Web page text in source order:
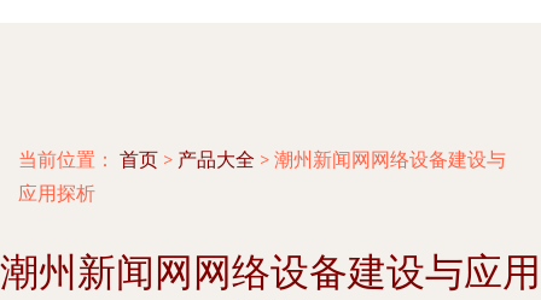
当前位置： 首页 > 产品大全 > 潮州新闻网网络设备建设与
应用探析
潮州新闻网网络设备建设与应用